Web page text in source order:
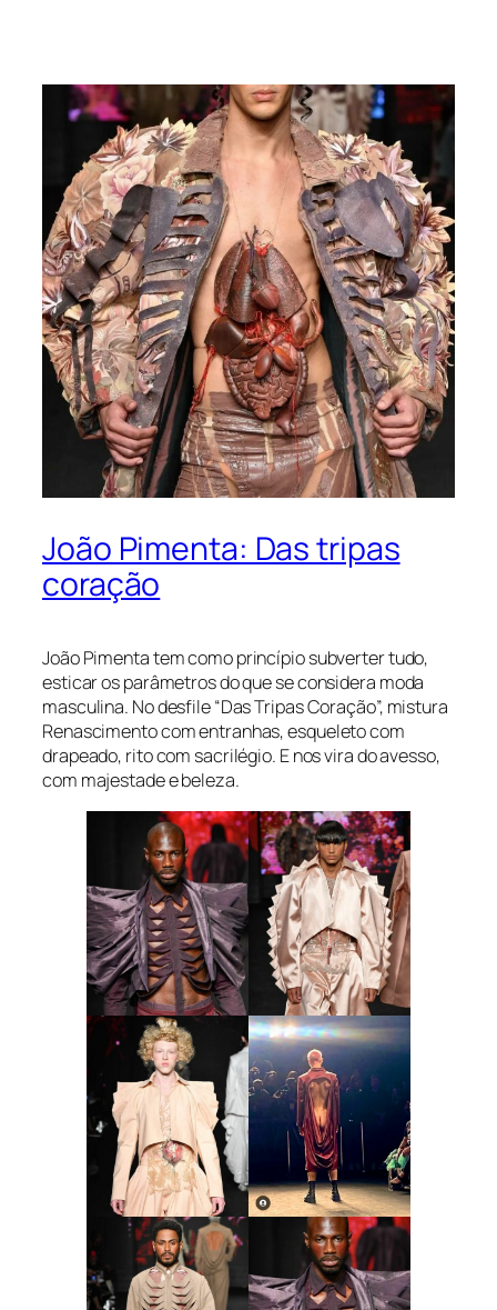
João Pimenta: Das tripas
coração
João Pimenta tem como princípio subverter tudo,
esticar os parâmetros do que se considera moda
masculina. No desfile “Das Tripas Coração”, mistura
Renascimento com entranhas, esqueleto com
drapeado, rito com sacrilégio. E nos vira do avesso,
com majestade e beleza.